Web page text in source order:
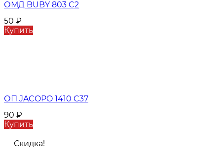
ОМД BUBY 803 C2
50 ₽
Купить
ОП JACOPO 1410 C37
90 ₽
Купить
Скидка!